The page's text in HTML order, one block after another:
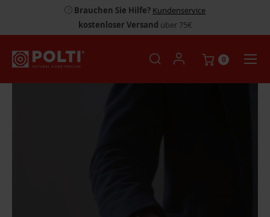
Brauchen Sie Hilfe? Kundenservice
kostenloser Versand über 75€
0